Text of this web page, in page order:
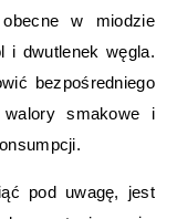
w miodzie
i dwutlenek węgla.
bezpośredniego
smakowe i
pod uwagę, jest